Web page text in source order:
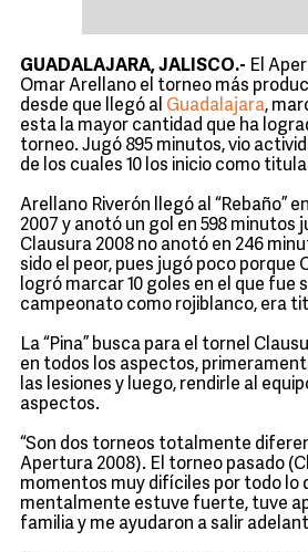
GUADALAJARA, JALISCO.- El
Omar Arellano el torneo más
desde que llegó al Guadalajara,
esta la mayor cantidad que ha
torneo. Jugó 895 minutos, vio
de los cuales 10 los inicio como
Arellano Riverón llegó al “Rebaño”
2007 y anotó un gol en 598 minutos
Clausura 2008 no anotó en 246
sido el peor, pues jugó poco porque
logró marcar 10 goles en el que fue
campeonato como rojiblanco, era
La “Pina” busca para el tornel
en todos los aspectos,
las lesiones y luego, rendirle al
aspectos.
“Son dos torneos totalmente
Apertura 2008). El torneo pasado
momentos muy difíciles por todo lo
mentalmente estuve fuerte, tuve
familia y me ayudaron a salir